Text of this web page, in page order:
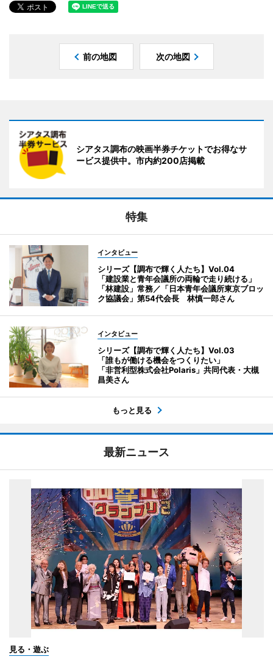
前の地図 次の地図
シアタス調布の映画半券チケットでお得なサ
ービス提供中。市内約200店掲載
特集
インタビュー
シリーズ【調布で輝く人たち】Vol.04
「建設業と青年会議所の両輪で走り続ける」
「林建設」常務／「日本青年会議所東京ブロッ
ク協議会」第54代会長 林慎一郎さん
インタビュー
シリーズ【調布で輝く人たち】Vol.03
「誰もが働ける機会をつくりたい」
「非営利型株式会社Polaris」共同代表・大槻
昌美さん
もっと見る
最新ニュース
見る・遊ぶ